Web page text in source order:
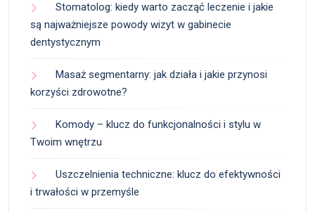
Stomatolog: kiedy warto zacząć leczenie i jakie
są najważniejsze powody wizyt w gabinecie
dentystycznym
Masaż segmentarny: jak działa i jakie przynosi
korzyści zdrowotne?
Komody – klucz do funkcjonalności i stylu w
Twoim wnętrzu
Uszczelnienia techniczne: klucz do efektywności
i trwałości w przemyśle